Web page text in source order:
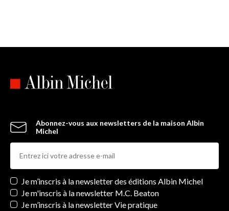
Abonnez-vous aux newsletters de la maison Albin
Michel
Newsletters
Je m’inscris à la newsletter des éditions Albin Michel
Je m'inscris à la newsletter M.C. Beaton
Je m’inscris à la newsletter Vie pratique